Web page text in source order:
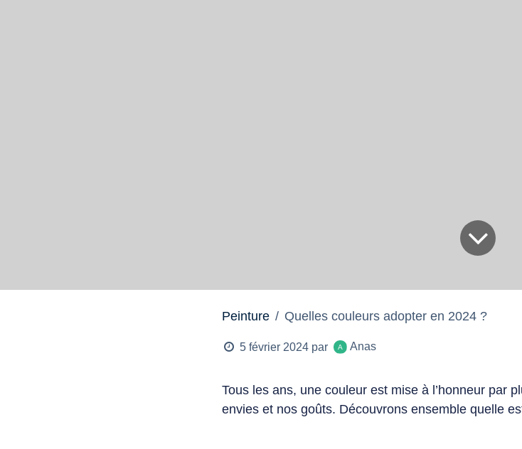
Peinture Quelles couleurs adopter en 2024 ?
5 février 2024 par Anas
Tous les ans, une couleur est mise à l’honneur par
envies et nos goûts. Découvrons ensemble quelle